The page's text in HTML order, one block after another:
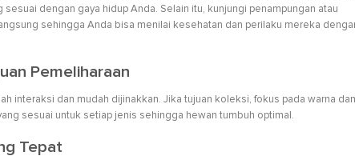
dengan gaya hidup Anda. Selain itu, kunjungi penampungan atau
sehingga Anda bisa menilai kesehatan dan perilaku mereka
Pemeliharaan
interaksi dan mudah dijinakkan. Jika tujuan koleksi, fokus pada warna dan
sesuai untuk setiap jenis sehingga hewan tumbuh optimal.
Tepat